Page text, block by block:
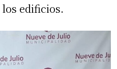
edificios.